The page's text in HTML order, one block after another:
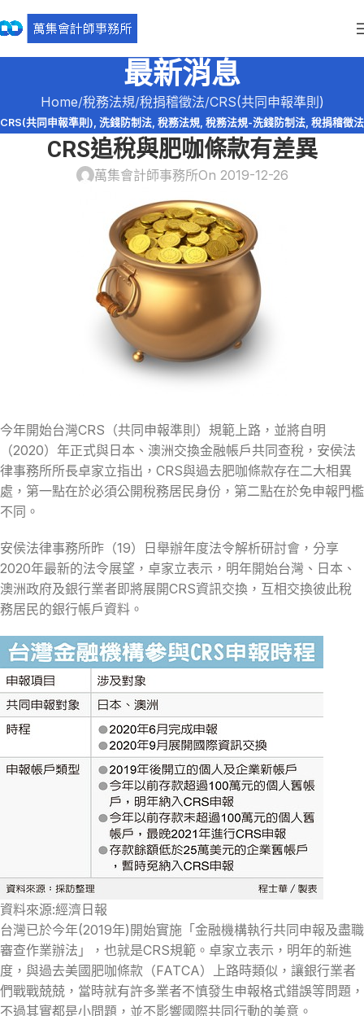
最新消息
Home 稅務法規 稅捐稽徵法 CRS(共同申報準則)
CRS(共同申報準則), 洗錢防制法, 稅務法規, 稅務法規-洗錢防制法, 稅捐稽徵法
CRS追稅與肥咖條款有差異
萬集會計師事務所On 2019-12-26
今年開始台灣CRS（共同申報準則）規範上路，並將自明
（2020）年正式與日本、澳洲交換金融帳戶共同查稅，安侯法
律事務所所長卓家立指出，CRS與過去肥咖條款存在二大相異
處，第一點在於必須公開稅務居民身份，第二點在於免申報門檻
不同。
安侯法律事務所昨（19）日舉辦年度法令解析研討會，分享
2020年最新的法令展望，卓家立表示，明年開始台灣、日本、
澳洲政府及銀行業者即將展開CRS資訊交換，互相交換彼此稅
務居民的銀行帳戶資料。
資料來源:經濟日報
台灣已於今年(2019年)開始實施「金融機構執行共同申報及盡職
審查作業辦法」，也就是CRS規範。卓家立表示，明年的新進
度，與過去美國肥咖條款（FATCA）上路時類似，讓銀行業者
們戰戰兢兢，當時就有許多業者不慎發生申報格式錯誤等問題，
不過其實都是小問題，並不影響國際共同行動的美意。